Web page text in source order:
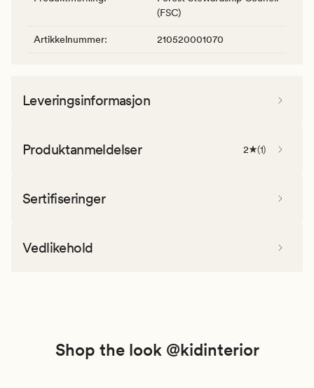
(FSC)
Artikkelnummer: 210520001070
Leveringsinformasjon
Produktanmeldelser 2 (1)
Sertifiseringer
Vedlikehold
Shop the look @kidinterior